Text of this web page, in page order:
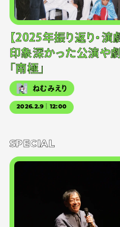
【2025年振り返り・演
印象深かった公演や
「南極」
ねむみえり
2026.2.9｜12:00
SPECIAL